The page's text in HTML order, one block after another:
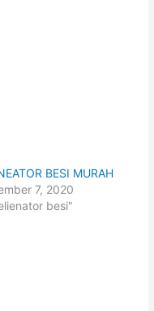
BESI MURAH
7, 2020
besi"